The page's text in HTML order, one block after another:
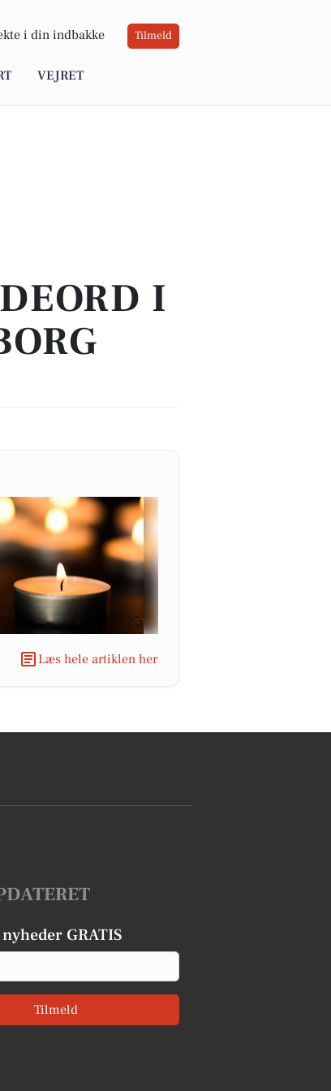
i din indbakke Tilmeld
VEJRET
I
Læs hele artiklen her
GRATIS
Tilmeld